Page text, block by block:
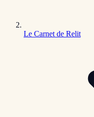
Le Carnet de Relit